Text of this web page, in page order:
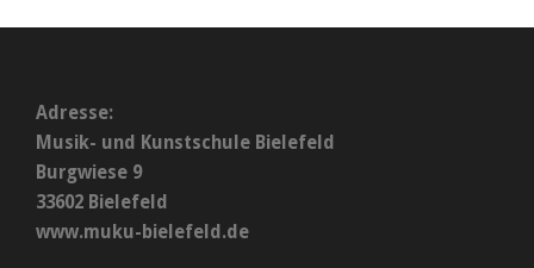
Adresse:
Musik- und Kunstschule Bielefeld
Burgwiese 9
33602 Bielefeld
www.muku-bielefeld.de